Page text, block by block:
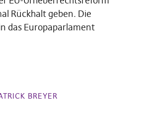
Rückhalt geben. Die
das Europaparlament
BREYER